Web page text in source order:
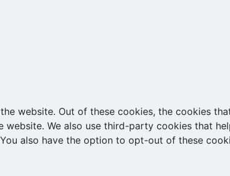
website. Out of these cookies, the cookies
We also use third-party cookies that
also have the option to opt-out of these